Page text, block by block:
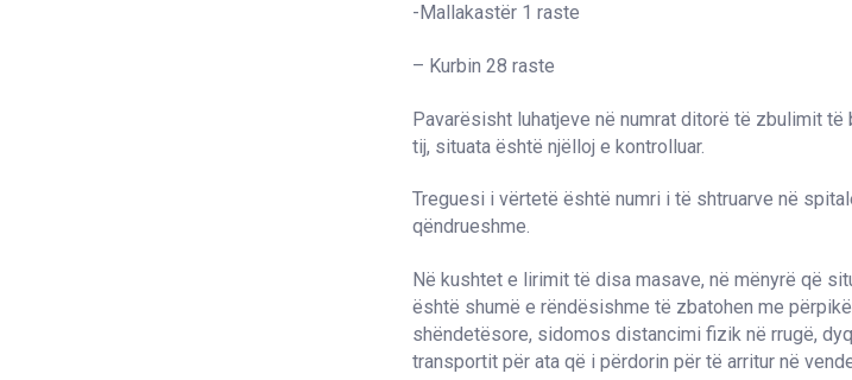
-Mallakastër 1 raste
– Kurbin 28 raste
Pavarësisht luhatjeve në numrat ditorë të zbulimit
tij, situata është njëlloj e kontrolluar.
Treguesi i vërtetë është numri i të shtruarve në
qëndrueshme.
Në kushtet e lirimit të disa masave, në mënyrë që
është shumë e rëndësishme të zbatohen me
shëndetësore, sidomos distancimi fizik në rrugë,
transportit për ata që i përdorin për të arritur në